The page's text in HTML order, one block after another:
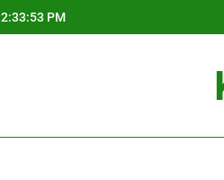
2:33:54 PM